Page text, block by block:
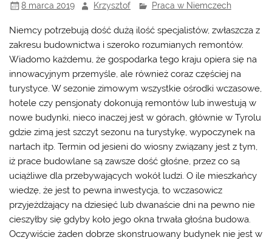
8 marca 2019 Krzysztof Praca w Niemczech
Niemcy potrzebują dość dużą ilość specjalistów, zwłaszcza z
zakresu budownictwa i szeroko rozumianych remontów.
Wiadomo każdemu, że gospodarka tego kraju opiera się na
innowacyjnym przemyśle, ale również coraz częściej na
turystyce. W sezonie zimowym wszystkie ośrodki wczasowe,
hotele czy pensjonaty dokonują remontów lub inwestują w
nowe budynki, nieco inaczej jest w górach, głównie w Tyrolu
gdzie zimą jest szczyt sezonu na turystykę, wypoczynek na
nartach itp. Termin od jesieni do wiosny związany jest z tym,
iż prace budowlane są zawsze dość głośne, przez co są
uciążliwe dla przebywających wokół ludzi. O ile mieszkańcy
wiedzę, że jest to pewna inwestycja, to wczasowicz
przyjeżdżający na dziesięć lub dwanaście dni na pewno nie
cieszyłby się gdyby koło jego okna trwała głośna budowa.
Oczywiście żaden dobrze skonstruowany budynek nie jest w